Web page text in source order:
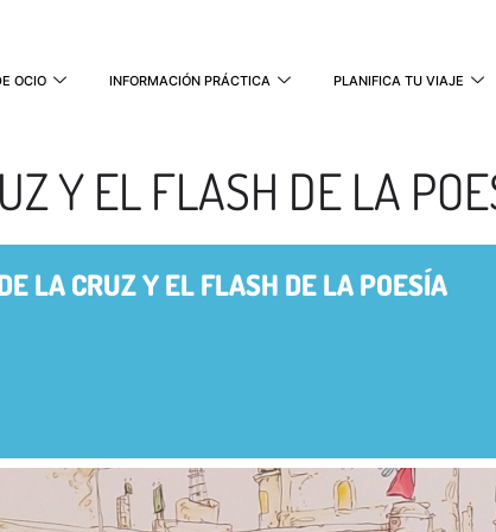
OCIO INFORMACIÓN PRÁCTICA PLANIFICA TU VIAJE
Y EL FLASH DE LA
LA CRUZ Y EL FLASH DE LA POESÍA